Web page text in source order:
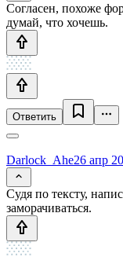
Согласен, похоже
думай, что хочешь.
Ответить
Darlock_Ahe26 апр
Судя по тексту,
заморачиваться.